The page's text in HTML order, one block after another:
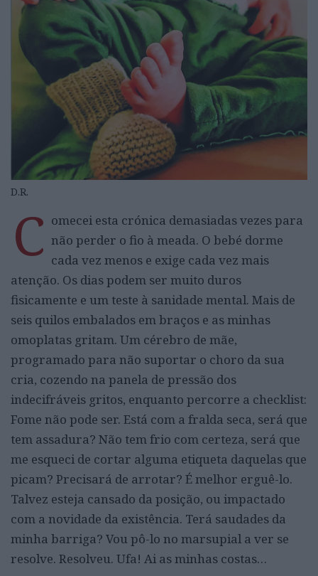
D.R.
C omecei esta crónica demasiadas vezes para
não perder o fio à meada. O bebé dorme
cada vez menos e exige cada vez mais
atenção. Os dias podem ser muito duros
fisicamente e um teste à sanidade mental. Mais de
seis quilos embalados em braços e as minhas
omoplatas gritam. Um cérebro de mãe,
programado para não suportar o choro da sua
cria, cozendo na panela de pressão dos
indecifráveis gritos, enquanto percorre a checklist:
Fome não pode ser. Está com a fralda seca, será que
tem assadura? Não tem frio com certeza, será que
me esqueci de cortar alguma etiqueta daquelas que
picam? Precisará de arrotar? É melhor erguê-lo.
Talvez esteja cansado da posição, ou impactado
com a novidade da existência. Terá saudades da
minha barriga? Vou pô-lo no marsupial a ver se
resolve. Resolveu. Ufa! Ai as minhas costas…